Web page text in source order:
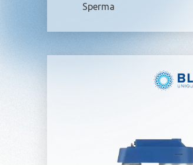
Sperma